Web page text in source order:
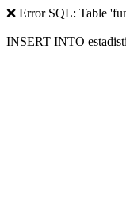
❌ Error SQL: Table
INSERT INTO